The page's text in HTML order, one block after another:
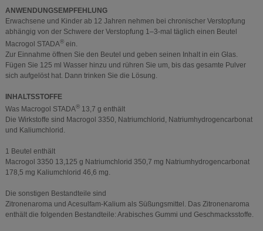
ANWENDUNGSEMPFEHLUNG
Erwachsene und Kinder ab 12 Jahren nehmen bei chronischer Verstopfung
abhängig von der Schwere der Verstopfung 1–3-mal täglich einen Beutel
Macrogol STADA®ein.
Zur Einnahme öffnen Sie den Beutel und geben seinen Inhalt in ein Glas.
Fügen Sie 125 ml Wasser hinzu und rühren Sie um, bis das gesamte Pulver
sich aufgelöst hat. Dann trinken Sie die Lösung.
INHALTSSTOFFE
Was Macrogol STADA®13,7 g enthält
Die Wirkstoffe sind Macrogol 3350, Natriumchlorid, Natriumhydrogencarbonat
und Kaliumchlorid.
1 Beutel enthält
Macrogol 3350 13,125 g Natriumchlorid 350,7 mg Natriumhydrogencarbonat
178,5 mg Kaliumchlorid 46,6 mg.
Die sonstigen Bestandteile sind
Zitronenaroma und Acesulfam-Kalium als Süßungsmittel. Das Zitronenaroma
enthält die folgenden Bestandteile: Arabisches Gummi und Geschmacksstoffe.